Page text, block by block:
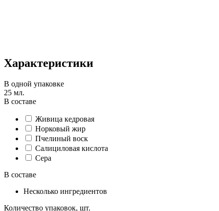
Характеристики
В одной упаковке
25 мл.
В составе
Живица кедровая
Норковый жир
Пчелиный воск
Салициловая кислота
Сера
В составе
Несколько ингредиентов
Количество упаковок, шт.